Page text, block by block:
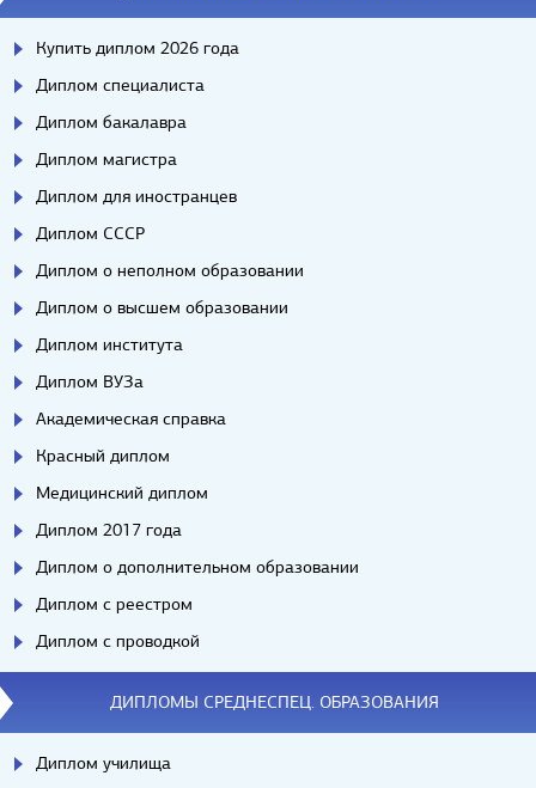
Купить диплом 2026 года
Диплом специалиста
Диплом бакалавра
Диплом магистра
Диплом для иностранцев
Диплом СССР
Диплом о неполном образовании
Диплом о высшем образовании
Диплом института
Диплом ВУЗа
Академическая справка
Красный диплом
Медицинский диплом
Диплом 2017 года
Диплом о дополнительном образовании
Диплом с реестром
Диплом с проводкой
ДИПЛОМЫ СРЕДНЕСПЕЦ. ОБРАЗОВАНИЯ
Диплом училища